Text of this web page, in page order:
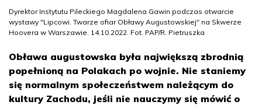
Dyrektor Instytutu Pileckiego Magdalena Gawin podczas otwarcie
wystawy "Lipcowi. Twarze ofiar Obławy Augustowskiej" na Skwerze
Hoovera w Warszawie. 14.10.2022. Fot. PAP/R. Pietruszka
Obława augustowska była największą zbrodnią
popełnioną na Polakach po wojnie. Nie staniemy
się normalnym społeczeństwem należącym do
kultury Zachodu, jeśli nie nauczymy się mówić o